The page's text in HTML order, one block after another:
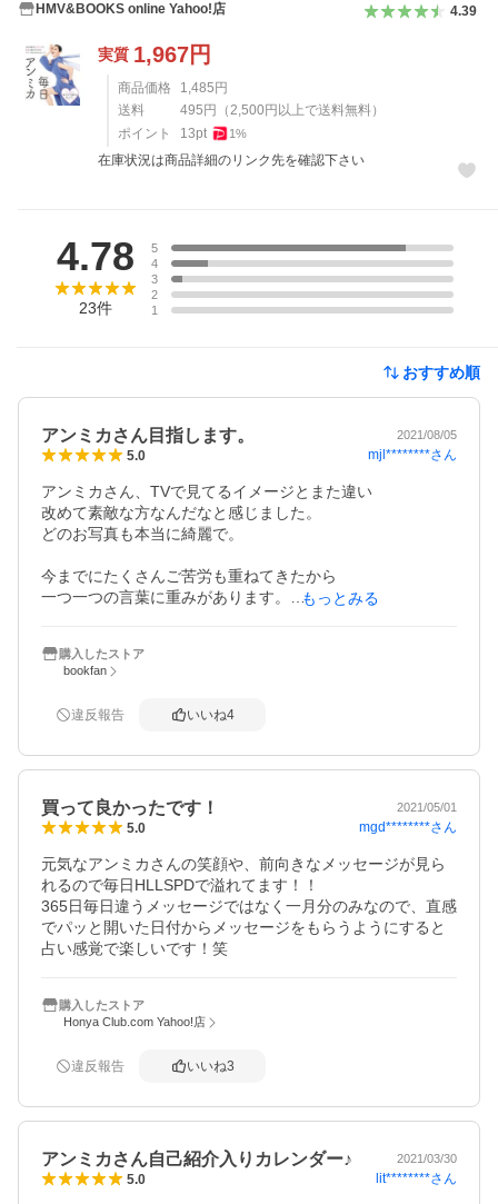
HMV&BOOKS online Yahoo!店 4.39
実質 1,967円
商品価格 1,485 円
送料
495 円 （2,500 円以上で送料無料）
ポイント
13pt 1%
在庫状況は商品詳細のリンク先を確認下さい
4.78
23件
5
4
3
2
1
おすすめ順
アンミカさん目指します。 2021/08/05
5.0 mjl********さん
アンミカさん、TVで見てるイメージとまた違い
改めて素敵な方なんだなと感じました。
どのお写真も本当に綺麗で。
今までにたくさんご苦労も重ねてきたから
一つ一つの言葉に重みがあります。
内面も外見も見習いたい。
もっとみる
購入したストア
bookfan
違反報告 いいね4
買って良かったです！ 2021/05/01
5.0 mgd********さん
元気なアンミカさんの笑顔や、前向きなメッセージが見ら
れるので毎日HLLSPDで溢れてます！！
365日毎日違うメッセージではなく一月分のみなので、直感
でパッと開いた日付からメッセージをもらうようにすると
占い感覚で楽しいです！笑
購入したストア
Honya Club.com Yahoo!店
違反報告 いいね3
アンミカさん自己紹介入りカレンダー♪ 2021/03/30
5.0 lit********さん